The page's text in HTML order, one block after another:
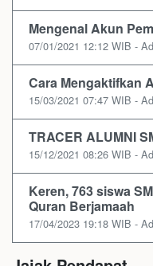
Mengenal Akun
07/01/2021 12:12 WIB -
Cara Mengaktifkan
15/03/2021 07:47 WIB -
TRACER ALUMNI
15/12/2021 08:26 WIB -
Keren, 763 siswa
Quran Berjamaah
17/04/2023 19:18 WIB -